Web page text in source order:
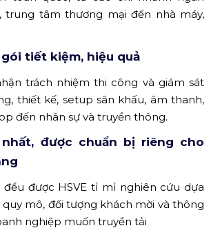
trung tâm thương mại đến nhà máy,
tiết kiệm, hiệu quả
trách nhiệm thi công và giám sát
thiết kế, setup sân khấu, âm thanh,
đến nhân sự và truyền thông.
được chuẩn bị riêng cho
được HSVE tỉ mỉ nghiên cứu dựa
mô, đối tượng khách mời và thông
nghiệp muốn truyền tải